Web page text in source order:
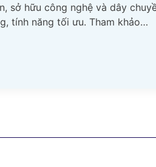
sở hữu công nghệ và dây
tính năng tối ưu. Tham khảo…